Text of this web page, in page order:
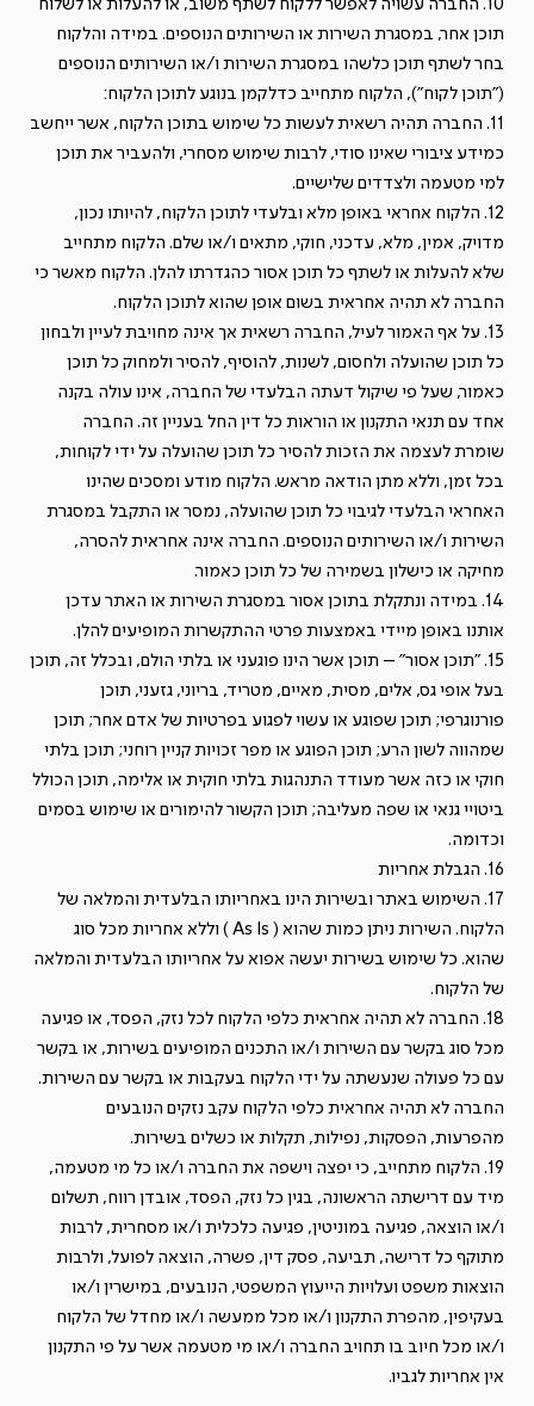
10. החברה עשויה לאפשר ללקוח לשתף משוב, או להעלות או לשלוח
תוכן אחר, במסגרת השירות או השירותים הנוספים. במידה והלקוח
בחר לשתף תוכן כלשהו במסגרת השירות ו/או השירותים הנוספים
("תוכן לקוח"), הלקוח מתחייב כדלקמן בנוגע לתוכן הלקוח:
11. החברה תהיה רשאית לעשות כל שימוש בתוכן הלקוח, אשר ייחשב
כמידע ציבורי שאינו סודי, לרבות שימוש מסחרי, ולהעביר את תוכן
למי מטעמה ולצדדים שלישיים.
12. הלקוח אחראי באופן מלא ובלעדי לתוכן הלקוח, להיותו נכון,
מדויק, אמין, מלא, עדכני, חוקי, מתאים ו/או שלם. הלקוח מתחייב
שלא להעלות או לשתף כל תוכן אסור כהגדרתו להלן. הלקוח מאשר כי
החברה לא תהיה אחראית בשום אופן שהוא לתוכן הלקוח.
13. על אף האמור לעיל, החברה רשאית אך אינה מחויבת לעיין ולבחון
כל תוכן שהועלה ולחסום, לשנות, להוסיף, להסיר ולמחוק כל תוכן
כאמור, שעל פי שיקול דעתה הבלעדי של החברה, אינו עולה בקנה
אחד עם תנאי התקנון או הוראות כל דין החל בעניין זה. החברה
שומרת לעצמה את הזכות להסיר כל תוכן שהועלה על ידי לקוחות,
בכל זמן, וללא מתן הודאה מראש. הלקוח מודע ומסכים שהינו
האחראי הבלעדי לגיבוי כל תוכן שהועלה, נמסר או התקבל במסגרת
השירות ו/או השירותים הנוספים. החברה אינה אחראית להסרה,
מחיקה או כישלון בשמירה של כל תוכן כאמור.
14. במידה ונתקלת בתוכן אסור במסגרת השירות או האתר עדכן
אותנו באופן מיידי באמצעות פרטי ההתקשרות המופיעים להלן.
15. "תוכן אסור" – תוכן אשר הינו פוגעני או בלתי הולם, ובכלל זה, תוכן
בעל אופי גס, אלים, מסית, מאיים, מטריד, בריוני, גזעני, תוכן
פורנוגרפי; תוכן שפוגע או עשוי לפגוע בפרטיות של אדם אחר; תוכן
שמהווה לשון הרע; תוכן הפוגע או מפר זכויות קניין רוחני; תוכן בלתי
חוקי או כזה אשר מעודד התנהגות בלתי חוקית או אלימה, תוכן הכולל
ביטויי גנאי או שפה מעליבה; תוכן הקשור להימורים או שימוש בסמים
וכדומה.
16. הגבלת אחריות
17. השימוש באתר ובשירות הינו באחריותו הבלעדית והמלאה של
הלקוח. השירות ניתן כמות שהוא ( As Is ) וללא אחריות מכל סוג
שהוא. כל שימוש בשירות יעשה אפוא על אחריותו הבלעדית והמלאה
של הלקוח.
18. החברה לא תהיה אחראית כלפי הלקוח לכל נזק, הפסד, או פגיעה
מכל סוג בקשר עם השירות ו/או התכנים המופיעים בשירות, או בקשר
עם כל פעולה שנעשתה על ידי הלקוח בעקבות או בקשר עם השירות.
החברה לא תהיה אחראית כלפי הלקוח עקב נזקים הנובעים
מהפרעות, הפסקות, נפילות, תקלות או כשלים בשירות.
19. הלקוח מתחייב, כי יפצה וישפה את החברה ו/או כל מי מטעמה,
מיד עם דרישתה הראשונה, בגין כל נזק, הפסד, אובדן רווח, תשלום
ו/או הוצאה, פגיעה במוניטין, פגיעה כלכלית ו/או מסחרית, לרבות
מתוקף כל דרישה, תביעה, פסק דין, פשרה, הוצאה לפועל, ולרבות
הוצאות משפט ועלויות הייעוץ המשפטי, הנובעים, במישרין ו/או
בעקיפין, מהפרת התקנון ו/או מכל ממעשה ו/או מחדל של הלקוח
ו/או מכל חיוב בו תחויב החברה ו/או מי מטעמה אשר על פי התקנון
אין אחריות לגביו.